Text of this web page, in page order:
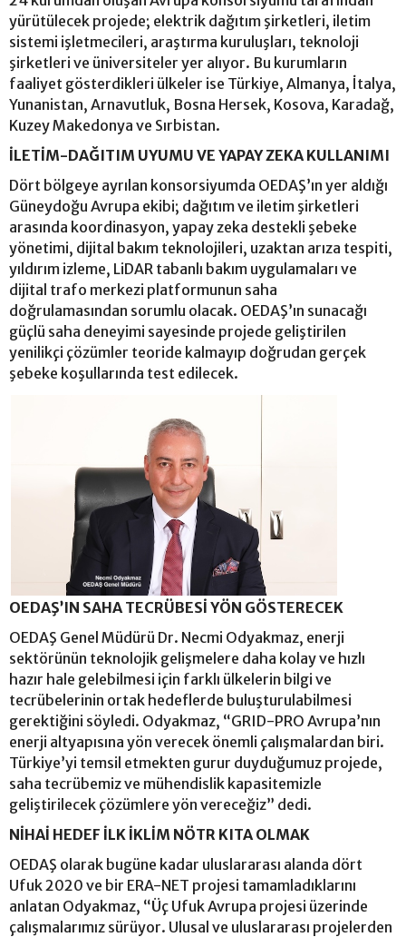
yürütülecek projede; elektrik dağıtım şirketleri, iletim
sistemi işletmecileri, araştırma kuruluşları, teknoloji
şirketleri ve üniversiteler yer alıyor. Bu kurumların
faaliyet gösterdikleri ülkeler ise Türkiye, Almanya, İtalya,
Yunanistan, Arnavutluk, Bosna Hersek, Kosova, Karadağ,
Kuzey Makedonya ve Sırbistan.
İLETİM-DAĞITIM UYUMU VE YAPAY ZEKA KULLANIMI
Dört bölgeye ayrılan konsorsiyumda OEDAŞ’ın yer aldığı
Güneydoğu Avrupa ekibi; dağıtım ve iletim şirketleri
arasında koordinasyon, yapay zeka destekli şebeke
yönetimi, dijital bakım teknolojileri, uzaktan arıza tespiti,
yıldırım izleme, LiDAR tabanlı bakım uygulamaları ve
dijital trafo merkezi platformunun saha
doğrulamasından sorumlu olacak. OEDAŞ’ın sunacağı
güçlü saha deneyimi sayesinde projede geliştirilen
yenilikçi çözümler teoride kalmayıp doğrudan gerçek
şebeke koşullarında test edilecek.
OEDAŞ’IN SAHA TECRÜBESİ YÖN GÖSTERECEK
OEDAŞ Genel Müdürü Dr. Necmi Odyakmaz, enerji
sektörünün teknolojik gelişmelere daha kolay ve hızlı
hazır hale gelebilmesi için farklı ülkelerin bilgi ve
tecrübelerinin ortak hedeflerde buluşturulabilmesi
gerektiğini söyledi. Odyakmaz, “GRID-PRO Avrupa’nın
enerji altyapısına yön verecek önemli çalışmalardan biri.
Türkiye’yi temsil etmekten gurur duyduğumuz projede,
saha tecrübemiz ve mühendislik kapasitemizle
geliştirilecek çözümlere yön vereceğiz” dedi.
NİHAİ HEDEF İLK İKLİM NÖTR KITA OLMAK
OEDAŞ olarak bugüne kadar uluslararası alanda dört
Ufuk 2020 ve bir ERA-NET projesi tamamladıklarını
anlatan Odyakmaz, “Üç Ufuk Avrupa projesi üzerinde
çalışmalarımız sürüyor. Ulusal ve uluslararası projelerden